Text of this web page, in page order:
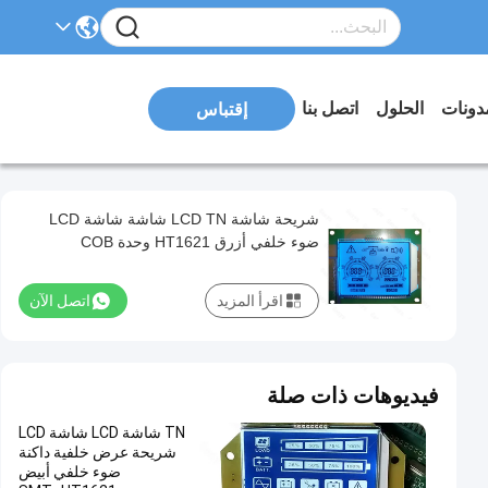
الحلول اتصل بنا إقتباس
شريحة شاشة LCD TN شاشة شاشة LCD
ضوء خلفي أزرق HT1621 وحدة COB
اتصل الآن اقرأ المزيد
فيديوهات ذات صلة
TN شاشة LCD شاشة LCD
شريحة عرض خلفية داكنة
ضوء خلفي أبيض